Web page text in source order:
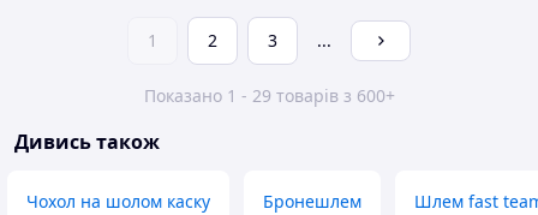
1 2 3 ...
Показано 1 - 29 товарів з 600+
Дивись також
Чохол на шолом каску Бронешлем Шлем fast